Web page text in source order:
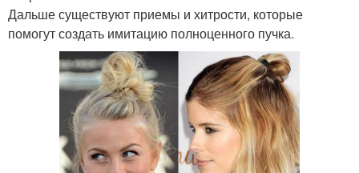
Дальше существуют приемы и хитрости, которые
помогут создать имитацию полноценного пучка.